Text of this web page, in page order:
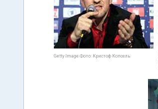
Getty Image Фото: Кристоф Копсель